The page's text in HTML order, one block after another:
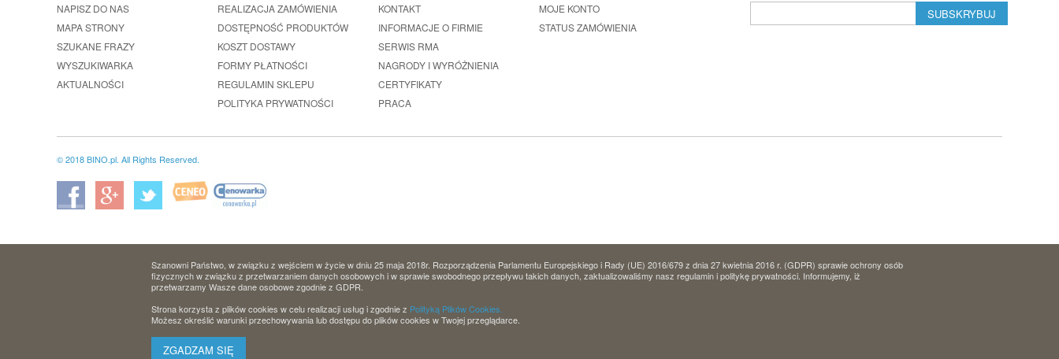
SUBSKRYBUJ
NAPISZ DO NAS
MAPA STRONY
SZUKANE FRAZY
WYSZUKIWARKA
AKTUALNOŚCI
REALIZACJA ZAMÓWIENIA
DOSTĘPNOŚĆ PRODUKTÓW
KOSZT DOSTAWY
FORMY PŁATNOŚCI
REGULAMIN SKLEPU
POLITYKA PRYWATNOŚCI
KONTAKT
INFORMACJE O FIRMIE
SERWIS RMA
NAGRODY I WYRÓŻNIENIA
CERTYFIKATY
PRACA
MOJE KONTO
STATUS ZAMÓWIENIA
© 2018 BINO.pl. All Rights Reserved.
Szanowni Państwo, w związku z wejściem w życie w dniu 25 maja 2018r. Rozporządzenia Parlamentu Europejskiego i Rady (UE) 2016/679 z dnia 27 kwietnia 2016 r. (GDPR) sprawie ochrony osób
fizycznych w związku z przetwarzaniem danych osobowych i w sprawie swobodnego przepływu takich danych, zaktualizowaliśmy nasz regulamin i politykę prywatności. Informujemy, iż
przetwarzamy Wasze dane osobowe zgodnie z GDPR.
Strona korzysta z plików cookies w celu realizacji usług i zgodnie z Polityką Plików Cookies.
Możesz określić warunki przechowywania lub dostępu do plików cookies w Twojej przeglądarce.
ZGADZAM SIĘ